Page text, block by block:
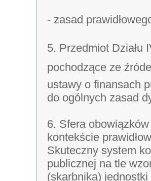
- zasad
5. Przedmiot Działu
pochodzące ze
ustawy o finansach
do ogólnych zasad
6. Sfera
kontekście
Skuteczny system
publicznej na tle
(skarbnika)